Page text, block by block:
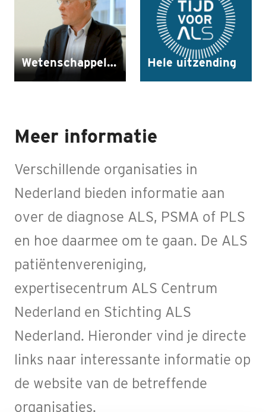
Wetenschappelijk onderzoek Hele uitzending
Meer informatie
Verschillende organisaties in
Nederland bieden informatie aan
over de diagnose ALS, PSMA of PLS
en hoe daarmee om te gaan. De ALS
patiëntenvereniging,
expertisecentrum ALS Centrum
Nederland en Stichting ALS
Nederland. Hieronder vind je directe
links naar interessante informatie op
de website van de betreffende
organisaties.